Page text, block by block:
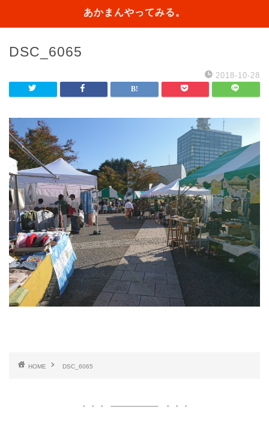
あかまんやってみる。
DSC_6065
2018-10-28
HOME DSC_6065